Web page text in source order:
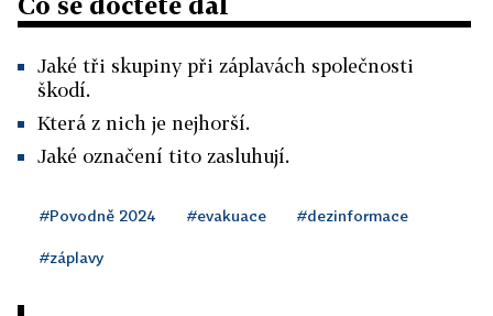
Jaké tři skupiny při záplavách společnosti
škodí.
Která z nich je nejhorší.
Jaké označení tito zasluhují.
#Povodně 2024 #evakuace #dezinformace
#záplavy